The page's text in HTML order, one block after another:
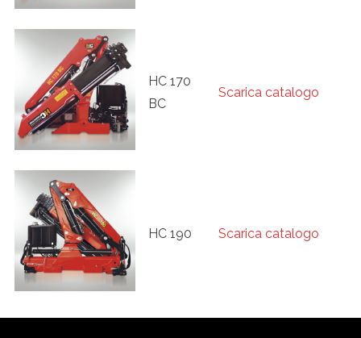
HC 170
BC
Scarica catalogo
HC 190 Scarica catalogo